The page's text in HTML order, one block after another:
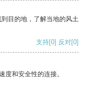
目的地，了解当地的风土
支持[0] 反对[0]
度和安全性的连接。